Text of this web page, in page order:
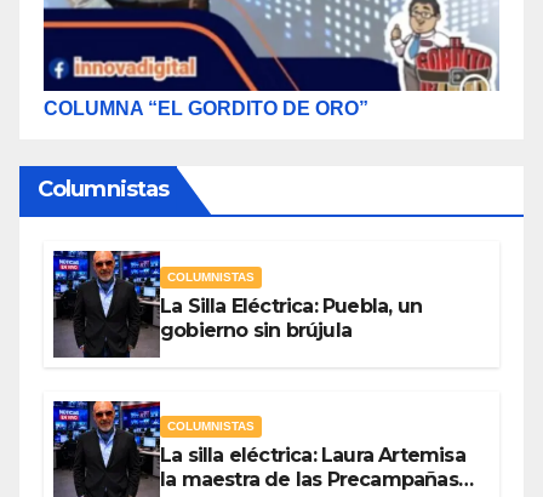
COLUMNA “EL GORDITO DE ORO”
Columnistas
COLUMNISTAS
La Silla Eléctrica: Puebla, un
gobierno sin brújula
COLUMNISTAS
La silla eléctrica: Laura Artemisa
la maestra de las Precampañas